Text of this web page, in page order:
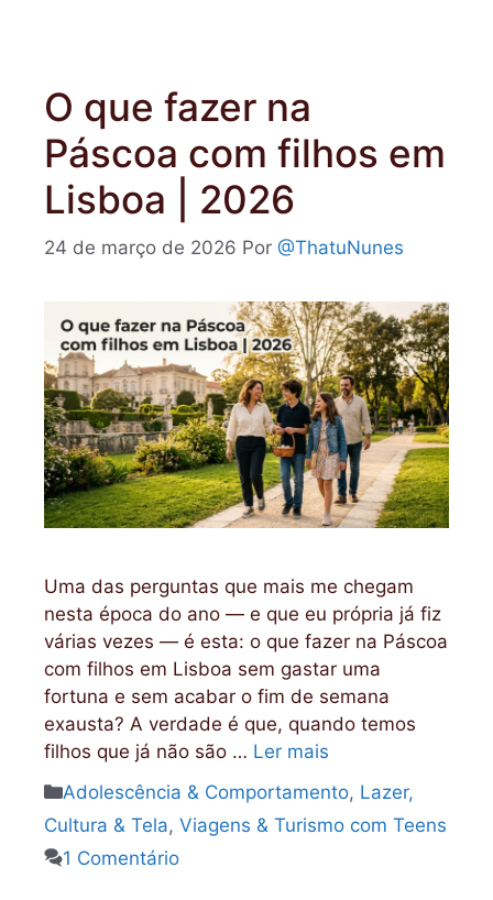
O que fazer na
Páscoa com filhos em
Lisboa | 2026
24 de março de 2026 Por @ThatuNunes
Uma das perguntas que mais me chegam
nesta época do ano — e que eu própria já fiz
várias vezes — é esta: o que fazer na Páscoa
com filhos em Lisboa sem gastar uma
fortuna e sem acabar o fim de semana
exausta? A verdade é que, quando temos
filhos que já não são … Ler mais
Categorias
Adolescência & Comportamento, Lazer,
Cultura & Tela, Viagens & Turismo com Teens
1 Comentário